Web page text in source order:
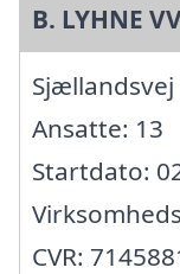
B. LYHNE
Sjællandsvej
Ansatte: 13
Startdato:
CVR: